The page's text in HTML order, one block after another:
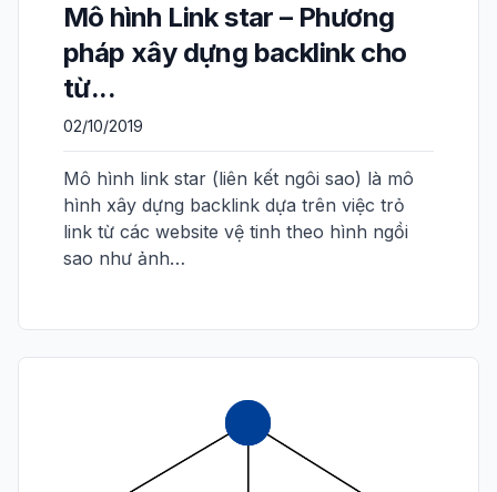
Mô hình Link star – Phương
pháp xây dựng backlink cho
từ...
02/10/2019
Mô hình link star (liên kết ngôi sao) là mô
hình xây dựng backlink dựa trên việc trỏ
link từ các website vệ tinh theo hình ngồi
sao như ảnh…